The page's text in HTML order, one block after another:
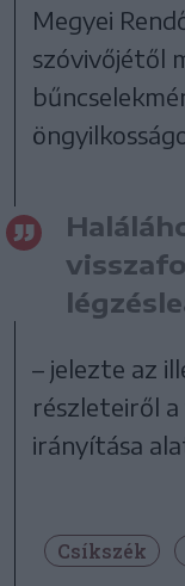
Megyei
szóvivőjétől
– jelezte az
részleteiről a
irányítása
Csíkszék